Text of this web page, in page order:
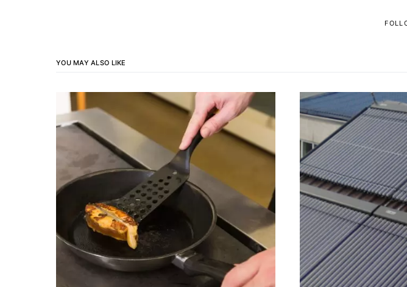
YOU MAY ALSO LIKE